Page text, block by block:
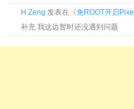
H Zeng 发表在《免ROOT开启
补充 我这边暂时还没遇到问题